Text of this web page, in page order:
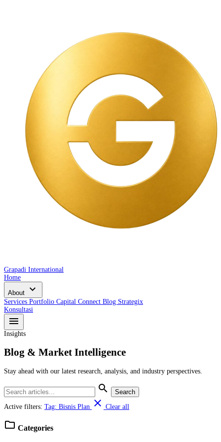
Grapadi International
Home
About expand_more
Services Portfolio Capital Connect Blog Strategix
Konsultasi
menu
Insights
Blog & Market Intelligence
Stay ahead with our latest research, analysis, and industry perspectives.
search
Search
Active filters: Tag: Bisnis Plan close Clear all
folder Categories